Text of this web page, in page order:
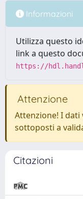
Informazioni
Utilizza questo
link a questo
https://
Attenzione
Attenzione! I dati
sottoposti a
Citazioni